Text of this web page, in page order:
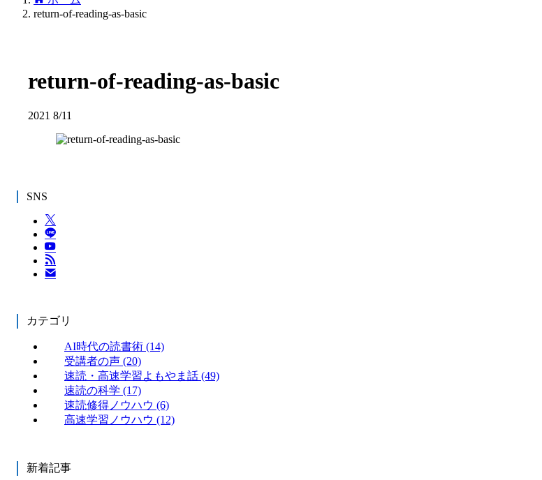
return-of-reading-as-basic
return-of-reading-as-basic
2021 8/11
SNS
カテゴリ
AI時代の読書術 (14)
受講者の声 (20)
速読・高速学習よもやま話 (49)
速読の科学 (17)
速読修得ノウハウ (6)
高速学習ノウハウ (12)
新着記事